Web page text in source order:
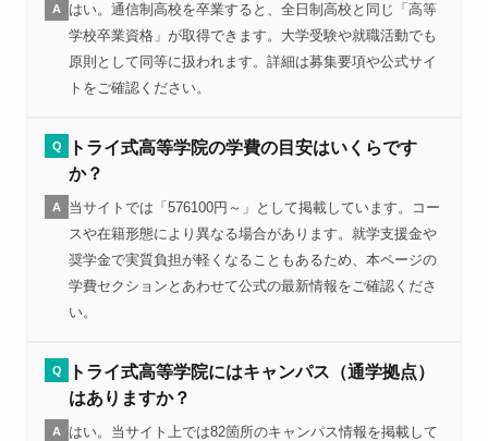
A
はい。通信制高校を卒業すると、全日制高校と同じ「高等
学校卒業資格」が取得できます。大学受験や就職活動でも
原則として同等に扱われます。詳細は募集要項や公式サイ
トをご確認ください。
Q
トライ式高等学院の学費の目安はいくらです
か？
A
当サイトでは「576100円～」として掲載しています。コー
スや在籍形態により異なる場合があります。就学支援金や
奨学金で実質負担が軽くなることもあるため、本ページの
学費セクションとあわせて公式の最新情報をご確認くださ
い。
Q
トライ式高等学院にはキャンパス（通学拠点）
はありますか？
A
はい。当サイト上では82箇所のキャンパス情報を掲載して